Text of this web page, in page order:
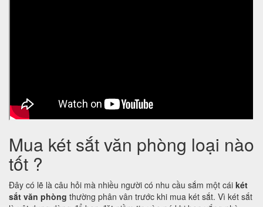
Mua két sắt văn phòng loại nào
tốt ?
Đây có lẽ là câu hỏi mà nhiều người có nhu cầu sắm một cái két
sắt văn phòng thường phân vân trước khi mua két sắt. Vì két sắt